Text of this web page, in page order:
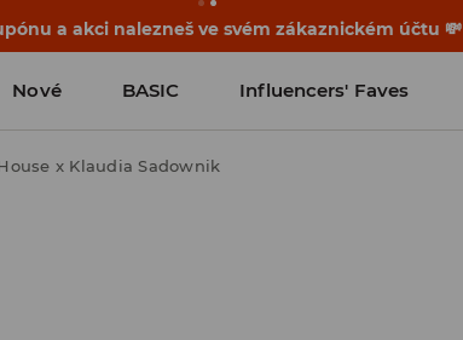
a akci nalezneš ve svém zákaznickém účtu 💸
Nové BASIC Influencers' Faves
x Klaudia Sadownik